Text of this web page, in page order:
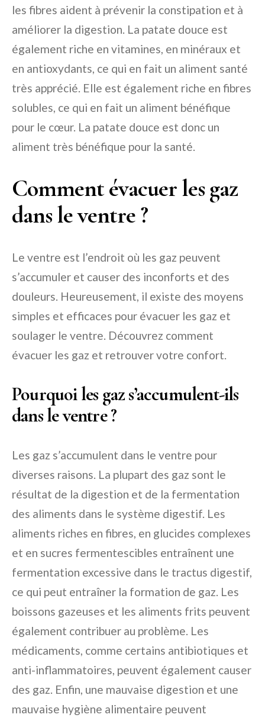
les fibres aident à prévenir la constipation et à
améliorer la digestion. La patate douce est
également riche en vitamines, en minéraux et
en antioxydants, ce qui en fait un aliment santé
très apprécié. Elle est également riche en fibres
solubles, ce qui en fait un aliment bénéfique
pour le cœur. La patate douce est donc un
aliment très bénéfique pour la santé.
Comment évacuer les gaz
dans le ventre ?
Le ventre est l’endroit où les gaz peuvent
s’accumuler et causer des inconforts et des
douleurs. Heureusement, il existe des moyens
simples et efficaces pour évacuer les gaz et
soulager le ventre. Découvrez comment
évacuer les gaz et retrouver votre confort.
Pourquoi les gaz s’accumulent-ils
dans le ventre ?
Les gaz s’accumulent dans le ventre pour
diverses raisons. La plupart des gaz sont le
résultat de la digestion et de la fermentation
des aliments dans le système digestif. Les
aliments riches en fibres, en glucides complexes
et en sucres fermentescibles entraînent une
fermentation excessive dans le tractus digestif,
ce qui peut entraîner la formation de gaz. Les
boissons gazeuses et les aliments frits peuvent
également contribuer au problème. Les
médicaments, comme certains antibiotiques et
anti-inflammatoires, peuvent également causer
des gaz. Enfin, une mauvaise digestion et une
mauvaise hygiène alimentaire peuvent